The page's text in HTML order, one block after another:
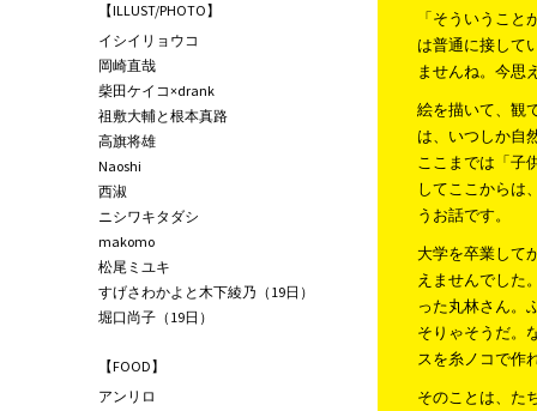
「そういうこ
は普通に接して
ませんね。今思
絵を描いて、観
は、いつしか自
ここまでは「子
してここからは
うお話です。
大学を卒業して
えませんでした
った丸林さん。
そりゃそうだ。
スを糸ノコで作
そのことは、た
【ILLUST/PHOTO】
イシイリョウコ
岡崎直哉
柴田ケイコ×drank
祖敷大輔と根本真路
高旗将雄
Naoshi
西淑
ニシワキタダシ
makomo
松尾ミユキ
すげさわかよと木下綾乃（19日）
堀口尚子（19日）
【FOOD】
アンリロ